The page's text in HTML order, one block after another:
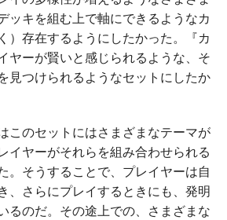
ッキを組む上で軸にできるようなカ
）存在するようにしたかった。『カ
ヤーが賢いと感じられるような、そ
見つけられるようなセットにしたか
このセットにはさまざまなテーマが
イヤーがそれらを組み合わせられる
。そうすることで、プレイヤーは自
、さらにプレイするときにも、発明
るのだ。その途上での、さまざまな